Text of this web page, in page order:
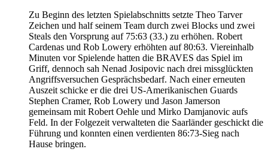
Zu Beginn des letzten Spielabschnitts setzte Theo Tarver
Zeichen und half seinem Team durch zwei Blocks und zwei
Steals den Vorsprung auf 75:63 (33.) zu erhöhen. Robert
Cardenas und Rob Lowery erhöhten auf 80:63. Viereinhalb
Minuten vor Spielende hatten die BRAVES das Spiel im
Griff, dennoch sah Nenad Josipovic nach drei missglückten
Angriffsversuchen Gesprächsbedarf. Nach einer erneuten
Auszeit schicke er die drei US-Amerikanischen Guards
Stephen Cramer, Rob Lowery und Jason Jamerson
gemeinsam mit Robert Oehle und Mirko Damjanovic aufs
Feld. In der Folgezeit verwalteten die Saarländer geschickt die
Führung und konnten einen verdienten 86:73-Sieg nach
Hause bringen.